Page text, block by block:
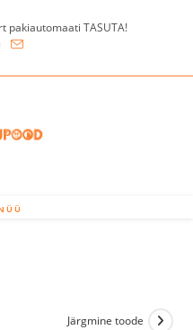
pakiautomaati TASUTA!
Järgmine toode